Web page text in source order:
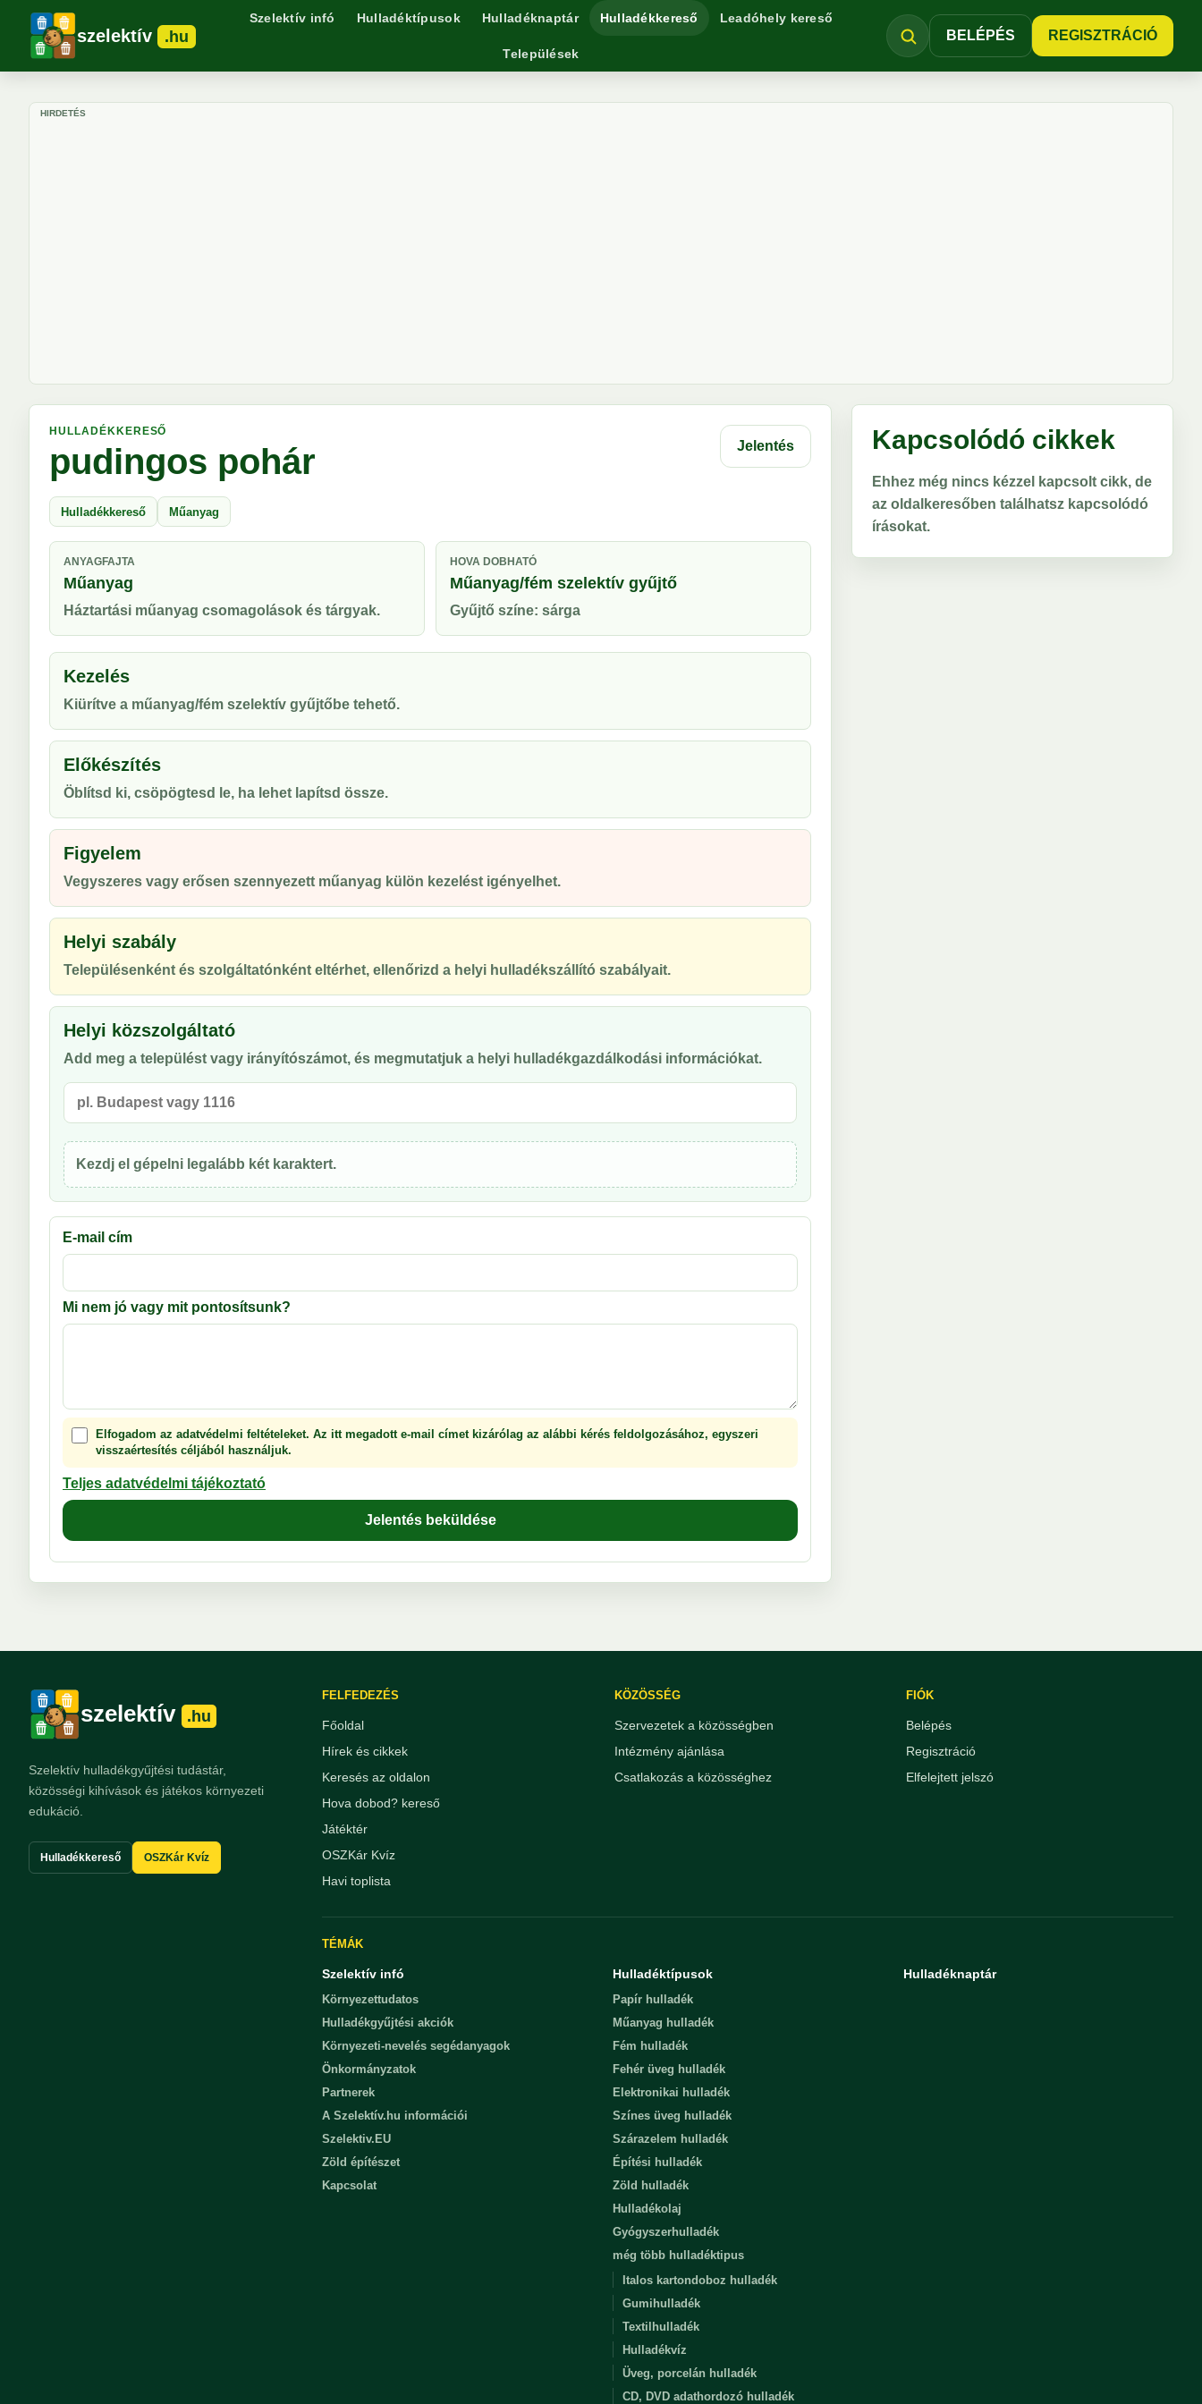
szelektív .hu
Szelektív infó Hulladéktípusok Hulladéknaptár Hulladékkereső Leadóhely kereső
Települések
BELÉPÉS REGISZTRÁCIÓ
HIRDETÉS
HULLADÉKKERESŐ
pudingos pohár Jelentés
Hulladékkereső Műanyag
ANYAGFAJTA
Műanyag
Háztartási műanyag csomagolások és tárgyak.
HOVA DOBHATÓ
Műanyag/fém szelektív gyűjtő
Gyűjtő színe: sárga
Kezelés
Kiürítve a műanyag/fém szelektív gyűjtőbe tehető.
Előkészítés
Öblítsd ki, csöpögtesd le, ha lehet lapítsd össze.
Figyelem
Vegyszeres vagy erősen szennyezett műanyag külön kezelést igényelhet.
Helyi szabály
Településenként és szolgáltatónként eltérhet, ellenőrizd a helyi hulladékszállító szabályait.
Helyi közszolgáltató
Add meg a települést vagy irányítószámot, és megmutatjuk a helyi hulladékgazdálkodási információkat.
Kezdj el gépelni legalább két karaktert.
E-mail cím
Mi nem jó vagy mit pontosítsunk?
Elfogadom az adatvédelmi feltételeket. Az itt megadott e-mail címet kizárólag az alábbi kérés feldolgozásához, egyszeri
visszaértesítés céljából használjuk.
Teljes adatvédelmi tájékoztató
Jelentés beküldése
Kapcsolódó cikkek
Ehhez még nincs kézzel kapcsolt cikk, de
az oldalkeresőben találhatsz kapcsolódó
írásokat.
szelektív .hu
Szelektív hulladékgyűjtési tudástár,
közösségi kihívások és játékos környezeti
edukáció.
Hulladékkereső OSZKár Kvíz
FELFEDEZÉS
Főoldal
Hírek és cikkek
Keresés az oldalon
Hova dobod? kereső
Játéktér
OSZKár Kvíz
Havi toplista
KÖZÖSSÉG
Szervezetek a közösségben
Intézmény ajánlása
Csatlakozás a közösséghez
FIÓK
Belépés
Regisztráció
Elfelejtett jelszó
TÉMÁK
Szelektív infó
Környezettudatos
Hulladékgyűjtési akciók
Környezeti-nevelés segédanyagok
Önkormányzatok
Partnerek
A Szelektív.hu információi
Szelektiv.EU
Zöld építészet
Kapcsolat
Hulladéktípusok
Papír hulladék
Műanyag hulladék
Fém hulladék
Fehér üveg hulladék
Elektronikai hulladék
Színes üveg hulladék
Szárazelem hulladék
Építési hulladék
Zöld hulladék
Hulladékolaj
Gyógyszerhulladék
még több hulladéktipus
Italos kartondoboz hulladék
Gumihulladék
Textilhulladék
Hulladékvíz
Üveg, porcelán hulladék
CD, DVD adathordozó hulladék
Hulladéknaptár